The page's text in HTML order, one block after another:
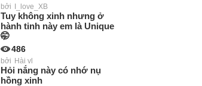
bởi I_love_XB
Tuy không xinh nhưng ở
hành tinh này em là Unique
🤭
486
bởi Hài vl
Hỏi nắng này có nhớ nụ
hồng xinh